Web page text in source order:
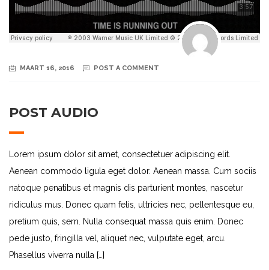
MAART 16, 2016 POST A COMMENT
POST AUDIO
Lorem ipsum dolor sit amet, consectetuer adipiscing elit.
Aenean commodo ligula eget dolor. Aenean massa. Cum sociis
natoque penatibus et magnis dis parturient montes, nascetur
ridiculus mus. Donec quam felis, ultricies nec, pellentesque eu,
pretium quis, sem. Nulla consequat massa quis enim. Donec
pede justo, fringilla vel, aliquet nec, vulputate eget, arcu.
Phasellus viverra nulla […]